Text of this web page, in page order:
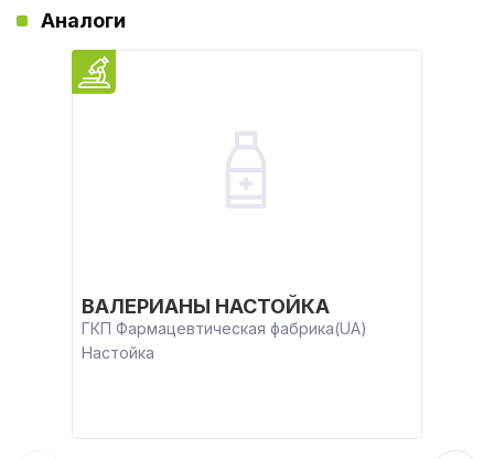
Аналоги
ВАЛЕРИАНЫ НАСТОЙКА
ГКП Фармацевтическая фабрика(UA)
Настойка